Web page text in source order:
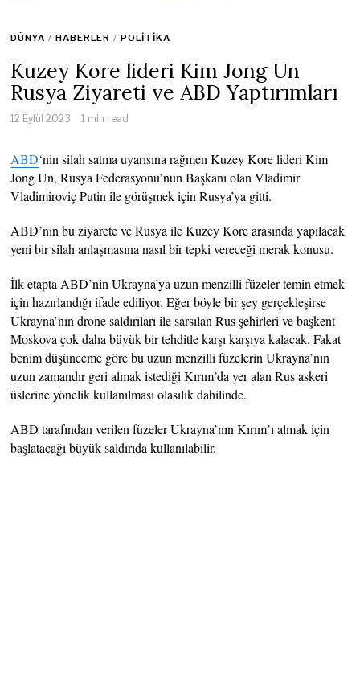
DÜNYA / HABERLER / POLITIKA
Kuzey Kore lideri Kim Jong Un
Rusya Ziyareti ve ABD Yaptırımları
12 Eylül 2023 1 min read
ABD‘nin silah satma uyarısına rağmen Kuzey Kore lideri Kim
Jong Un, Rusya Federasyonu’nun Başkanı olan Vladimir
Vladimiroviç Putin ile görüşmek için Rusya’ya gitti.
ABD’nin bu ziyarete ve Rusya ile Kuzey Kore arasında yapılacak
yeni bir silah anlaşmasına nasıl bir tepki vereceği merak konusu.
İlk etapta ABD’nin Ukrayna’ya uzun menzilli füzeler temin etmek
için hazırlandığı ifade ediliyor. Eğer böyle bir şey gerçekleşirse
Ukrayna’nın drone saldırıları ile sarsılan Rus şehirleri ve başkent
Moskova çok daha büyük bir tehditle karşı karşıya kalacak. Fakat
benim düşünceme göre bu uzun menzilli füzelerin Ukrayna’nın
uzun zamandır geri almak istediği Kırım’da yer alan Rus askeri
üslerine yönelik kullanılması olasılık dahilinde.
ABD tarafından verilen füzeler Ukrayna’nın Kırım’ı almak için
başlatacağı büyük saldırıda kullanılabilir.